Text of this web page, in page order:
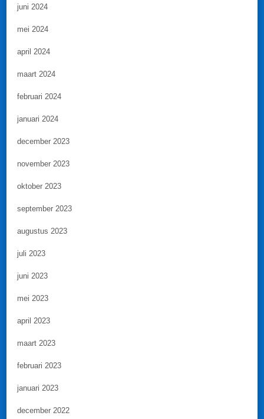
juni 2024
mei 2024
april 2024
maart 2024
februari 2024
januari 2024
december 2023
november 2023
oktober 2023
september 2023
augustus 2023
juli 2023
juni 2023
mei 2023
april 2023
maart 2023
februari 2023
januari 2023
december 2022